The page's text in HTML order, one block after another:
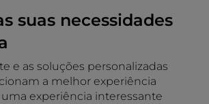
suas necessidades
e as soluções personalizadas
a melhor experiência
experiência interessante